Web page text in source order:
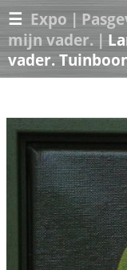
☰ Expo |
mijn vader. |
vader.